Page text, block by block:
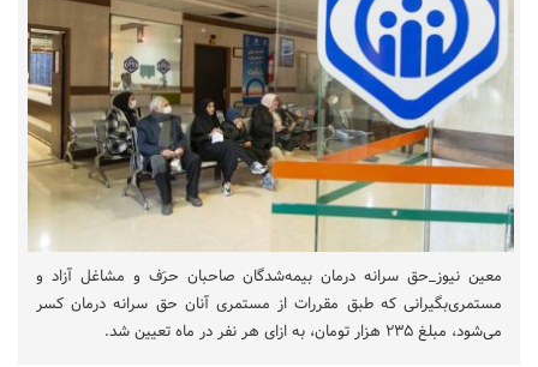
معین نیوز_حق سرانه درمان بیمه‌شدگان صاحبان حرَف و مشاغل آزاد و
مستمری‌بگیرانی که طبق مقررات از مستمری آنان حق سرانه درمان کسر
می‌شود، مبلغ ۲۳۵ هزار تومان، به ازای هر نفر در ماه تعیین شد.